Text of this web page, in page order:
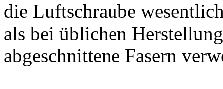
die Luftschraube
als bei üblichen
abgeschnittene Fasern